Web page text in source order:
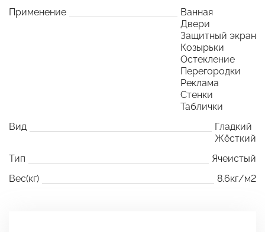
Применение
Ванная
Двери
Защитный экран
Козырьки
Остекление
Перегородки
Реклама
Стенки
Таблички
Вид
Гладкий
Жёсткий
Тип
Ячеистый
Вес(кг)
8.6кг/м2